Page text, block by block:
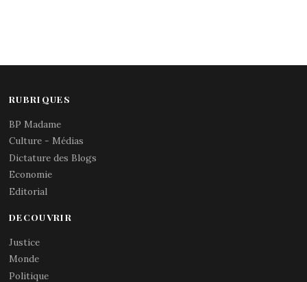
RUBRIQUES
BP Madame
Culture - Médias
Dictature des Blogs
Economie
Editorial
DECOUVRIR
Justice
Monde
Politique